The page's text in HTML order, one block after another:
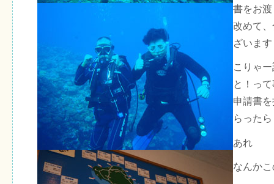
書をお
改めて
ざいま
こりゃ
と！っ
申請書
らったら
あれ
なんか